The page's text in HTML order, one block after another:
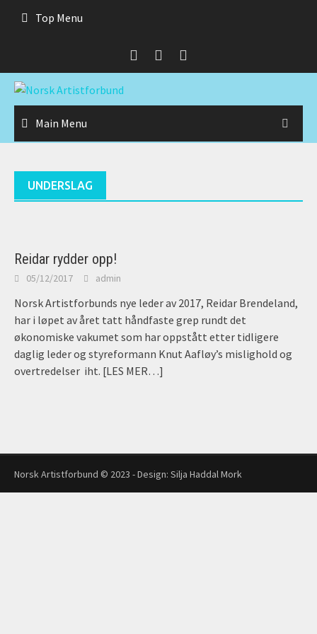
Top Menu
Main Menu
UNDERSLAG
Reidar rydder opp!
05/12/2017 admin
Norsk Artistforbunds nye leder av 2017, Reidar Brendeland,
har i løpet av året tatt håndfaste grep rundt det
økonomiske vakumet som har oppstått etter tidligere
daglig leder og styreformann Knut Aafløy’s mislighold og
overtredelser iht. [LES MER…]
Norsk Artistforbund © 2023 - Design: Silja Haddal Mork